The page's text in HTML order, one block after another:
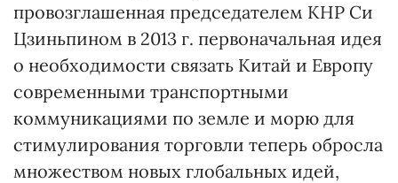
провозглашенная председателем КНР Си
Цзиньпином в 2013 г. первоначальная идея
о необходимости связать Китай и Европу
современными транспортными
коммуникациями по земле и морю для
стимулирования торговли теперь обросла
множеством новых глобальных идей,